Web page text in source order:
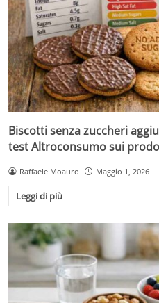
Biscotti senza zuccheri
test Altroconsumo sui
Raffaele Moauro Maggio 1, 2026
Leggi di più